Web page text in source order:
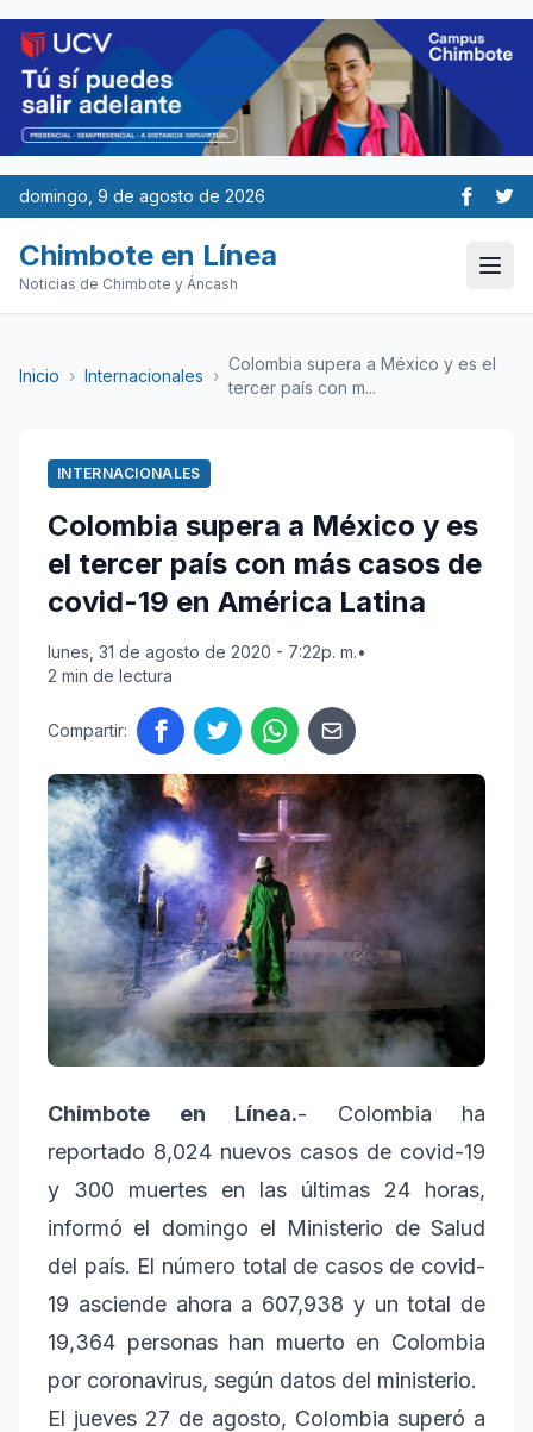
domingo, 9 de agosto de 2026
Chimbote en Línea
Noticias de Chimbote y Áncash
Inicio › Internacionales ›
Colombia supera a México y es el
tercer país con m...
INTERNACIONALES
Colombia supera a México y es
el tercer país con más casos de
covid-19 en América Latina
lunes, 31 de agosto de 2020 - 7:22p. m.•
2 min de lectura
Compartir:
Chimbote en Línea.- Colombia ha
reportado 8,024 nuevos casos de covid-19
y 300 muertes en las últimas 24 horas,
informó el domingo el Ministerio de Salud
del país. El número total de casos de covid-
19 asciende ahora a 607,938 y un total de
19,364 personas han muerto en Colombia
por coronavirus, según datos del ministerio.
El jueves 27 de agosto, Colombia superó a